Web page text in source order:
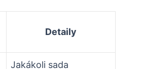
Detaily
Jakákoli sada